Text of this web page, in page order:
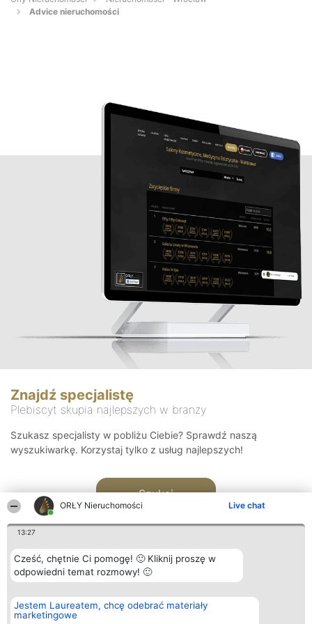
ORŁY Nieruchomości Live chat
13:27
Cześć, chętnie Ci pomogę! 🙂 Kliknij proszę w
odpowiedni temat rozmowy! 🙂
Jestem Laureatem, chcę odebrać materiały
marketingowe
Advice nieruchomości
Znajdź specjalistę
Plebiscyt skupia najlepszych w branży
Szukasz specjalisty w pobliżu Ciebie? Sprawdź naszą
wyszukiwarkę. Korzystaj tylko z usług najlepszych!
Szukaj
Organizator plebiscytu
Bright Side Solutions sp. z o.
o. sp. k.
Plebiscyt
Laureaci
Kontakt
Kontakt